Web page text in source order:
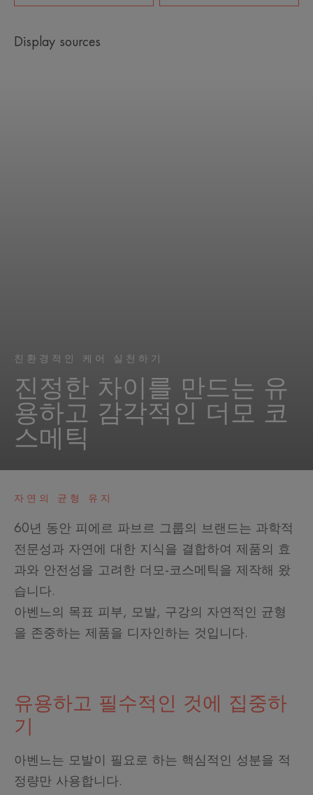
Display sources
친환경적인 케어 실천하기
진정한 차이를 만드는 유
용하고 감각적인 더모 코
스메틱
자연의 균형 유지
60년 동안 피에르 파브르 그룹의 브랜드는 과학적
전문성과 자연에 대한 지식을 결합하여 제품의 효
과와 안전성을 고려한 더모-코스메틱을 제작해 왔
습니다.
아벤느의 목표 피부, 모발, 구강의 자연적인 균형
을 존중하는 제품을 디자인하는 것입니다.
유용하고 필수적인 것에 집중하
기
아벤느는 모발이 필요로 하는 핵심적인 성분을 적
정량만 사용합니다.